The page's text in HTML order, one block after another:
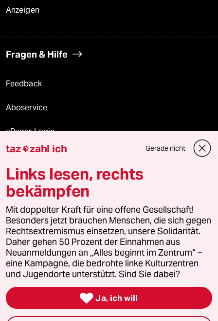
Anzeigen
Fragen & Hilfe
Feedback
Aboservice
ePaper Login
Downloads für Abonnierende
© 2026 taz Verlags und Vertriebs GmbH
Alle Rechte vorbehalten. Bei rechtlichen Fragen oder für Genehmigungen
wenden Sie sich bitte an lizenzen@taz.de
Feedback Redaktionsstatut Kommune-Richtlinien
Leitlinie Informant Datenschutz Impressum AGB
Seitenwende Einwilligungen widerrufen (Ads)
taz zahl ich Gerade nicht
Links lesen, rechts
bekämpfen
Mit doppelter Kraft für eine offene Gesellschaft!
Besonders jetzt brauchen Menschen, die sich gegen
Rechtsextremismus einsetzen, unsere Solidarität.
Daher gehen 50 Prozent der Einnahmen aus
Neuanmeldungen an „Alles beginnt im Zentrum“ –
eine Kampagne, die bedrohte linke Kulturzentren
und Jugendorte unterstützt. Sind Sie dabei?
 Ja, ich will